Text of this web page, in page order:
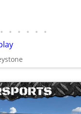
• • • • • •